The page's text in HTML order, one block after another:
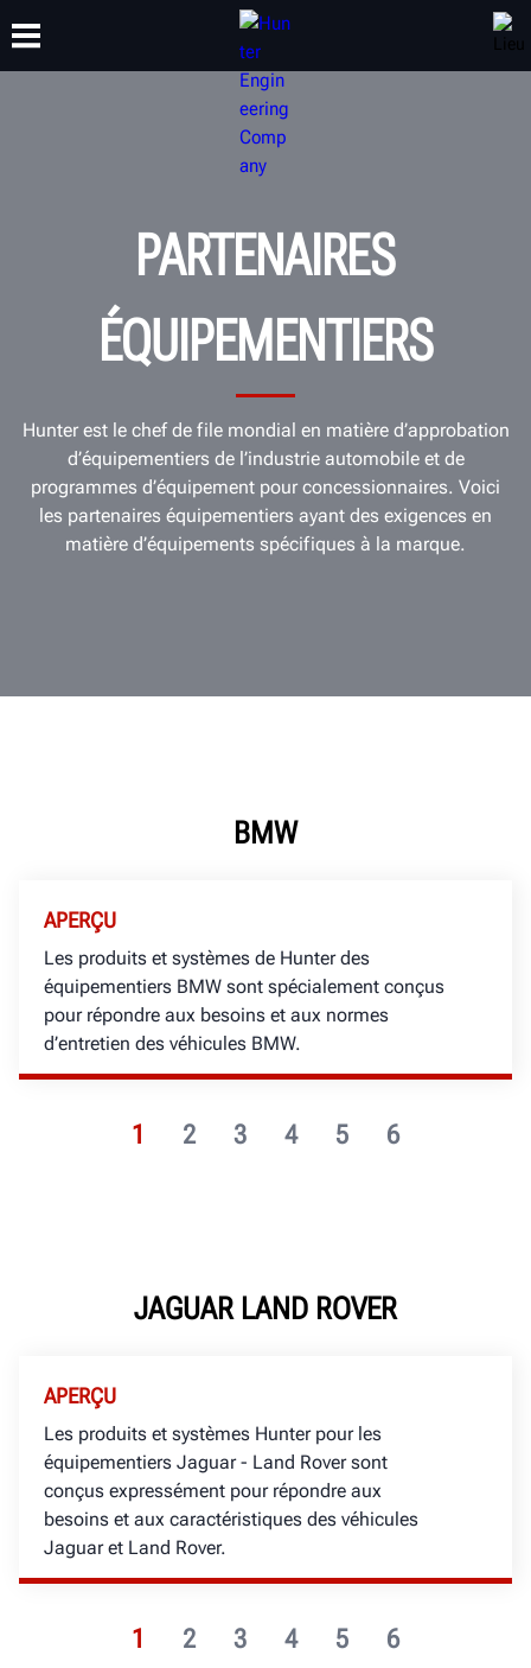
FORMATION
PARTENAIRES
ÉQUIPEMENTIERS
Hunter est le chef de file mondial en matière d’approbation
d’équipementiers de l’industrie automobile et de
programmes d’équipement pour concessionnaires. Voici
les partenaires équipementiers ayant des exigences en
matière d’équipements spécifiques à la marque.
BMW
1 2 3 4 5 6
APERÇU
Les produits et systèmes de Hunter des
équipementiers BMW sont spécialement conçus
pour répondre aux besoins et aux normes
d’entretien des véhicules BMW.
JAGUAR LAND ROVER
1 2 3 4 5 6
APERÇU
Les produits et systèmes Hunter pour les
équipementiers Jaguar - Land Rover sont
conçus expressément pour répondre aux
besoins et aux caractéristiques des véhicules
Jaguar et Land Rover.